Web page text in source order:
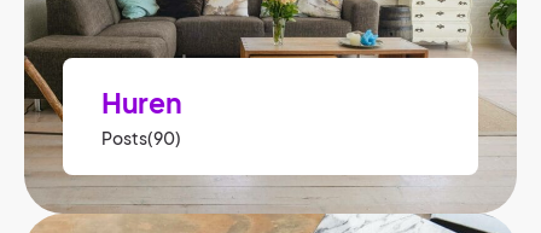
Huren
Posts(90)